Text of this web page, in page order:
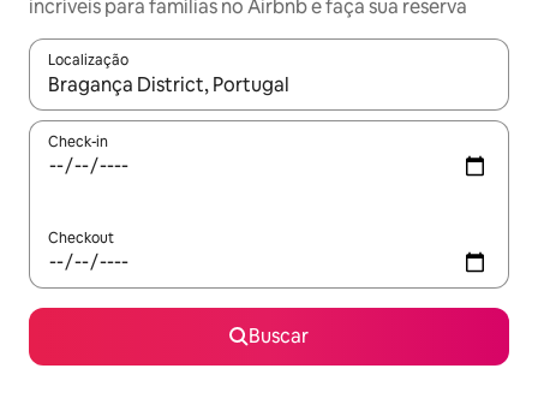
incríveis para famílias no Airbnb e faça sua reserva
Localização
Quando os resultados estiverem disponíveis, explore-os
Check-in
Checkout
Buscar